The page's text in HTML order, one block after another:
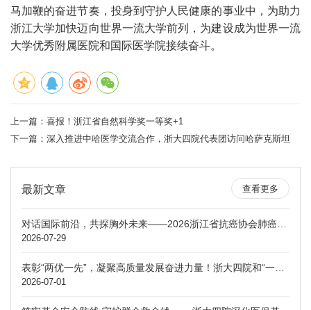
马加鞭的奋进节奏，投身到守护人民健康的事业中，为助力
浙江大学加快迈向世界一流大学前列，为建设成为世界一流
大学优秀附属医院和国际医学院接续奋斗。
上一篇： 喜报！浙江省自然科学奖一等奖+1
下一篇： 深入推进中哈医学交流合作，浙大四院代表团访问哈萨克斯坦
最新文章 查看更多
2026-07-29
2026-07-01